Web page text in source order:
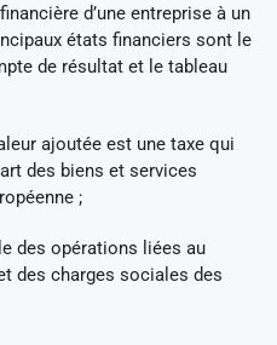
d’une entreprise à un
états financiers sont le
de résultat et le tableau
ajoutée est une taxe qui
des biens et services
;
des opérations liées au
des charges sociales des